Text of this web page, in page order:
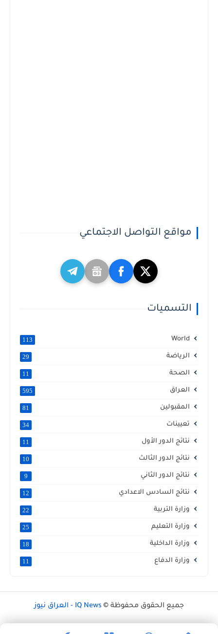
مواقع التواصل الاجتماعي
التسميات
World
113
الرياضة 29
الصحة 11
العراق 595
المقبولين 81
تعيينات 34
نتائج الدور الأول 11
نتائج الدور الثالث 10
نتائج الدور الثاني 9
نتائج السادس الاعدادي 12
وزارة التربية 22
وزارة التعليم 25
وزارة الداخلية 18
وزارة الدفاع 11
جميع الحقوق محفوظة © IQ News - العراق نيوز